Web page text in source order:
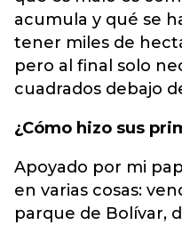
acumula y qué se
tener miles de
pero al final solo
cuadrados debajo
¿Cómo hizo sus
Apoyado por mi
en varias cosas:
parque de Bolívar,